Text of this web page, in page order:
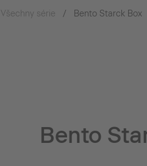
Všechny série Bento Starck Box
Bento